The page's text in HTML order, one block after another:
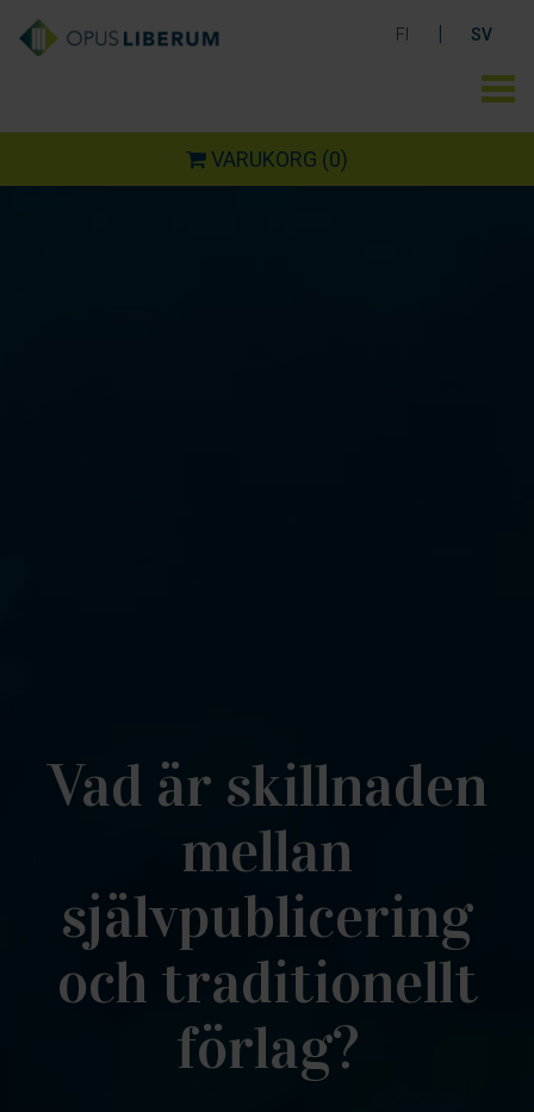
FI | SV
Vad är skillnaden
mellan
självpublicering
och traditionellt
förlag?
VARUKORG (0)